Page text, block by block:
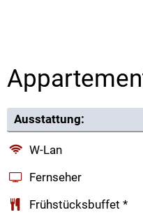
Ausstattung:
W-Lan
Fernseher
Frühstücksbuffet *